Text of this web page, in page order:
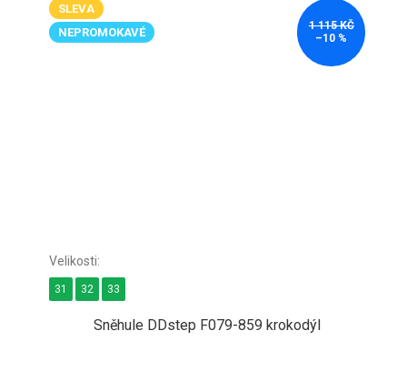
SLEVA
NEPROMOKAVÉ
1 115 KČ
–10 %
Sněhule DDstep F079-859 krokodýl
31 32 33